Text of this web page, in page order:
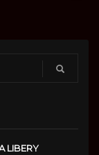
LIBERY